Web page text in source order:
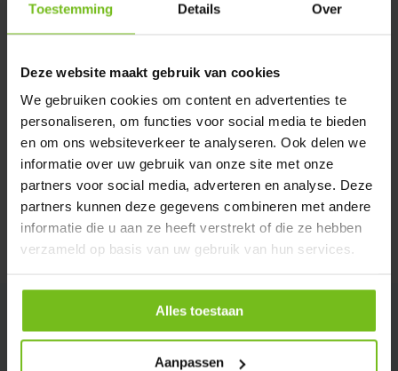
Toestemming Details Over
Deze website maakt gebruik van cookies
We gebruiken cookies om content en advertenties te
personaliseren, om functies voor social media te bieden
en om ons websiteverkeer te analyseren. Ook delen we
informatie over uw gebruik van onze site met onze
partners voor social media, adverteren en analyse. Deze
partners kunnen deze gegevens combineren met andere
informatie die u aan ze heeft verstrekt of die ze hebben
verzameld op basis van uw gebruik van hun services.
Alles toestaan
Aanpassen
Verstuur email
Description du produit
Spécifications
Évaluations
Partager